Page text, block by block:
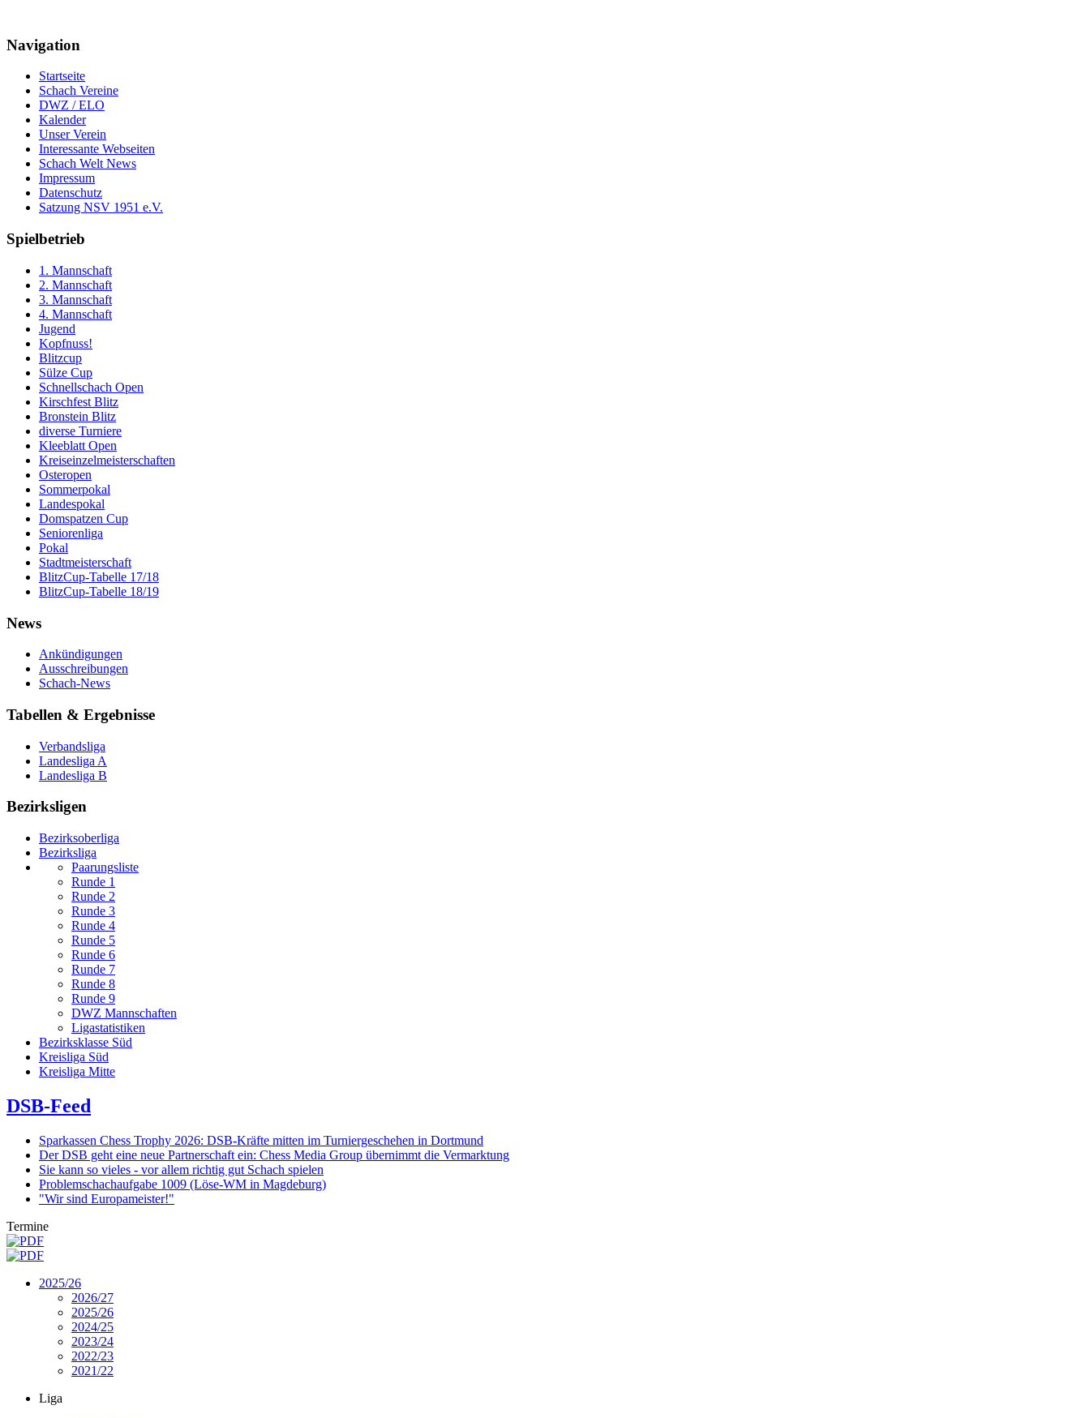
Navigation
Startseite
Schach Vereine
DWZ / ELO
Kalender
Unser Verein
Interessante Webseiten
Schach Welt News
Impressum
Datenschutz
Satzung NSV 1951 e.V.
Spielbetrieb
1. Mannschaft
2. Mannschaft
3. Mannschaft
4. Mannschaft
Jugend
Kopfnuss!
Blitzcup
Sülze Cup
Schnellschach Open
Kirschfest Blitz
Bronstein Blitz
diverse Turniere
Kleeblatt Open
Kreiseinzelmeisterschaften
Osteropen
Sommerpokal
Landespokal
Domspatzen Cup
Seniorenliga
Pokal
Stadtmeisterschaft
BlitzCup-Tabelle 17/18
BlitzCup-Tabelle 18/19
News
Ankündigungen
Ausschreibungen
Schach-News
Tabellen & Ergebnisse
Verbandsliga
Landesliga A
Landesliga B
Bezirksligen
Bezirksoberliga
Bezirksliga
Paarungsliste
Runde 1
Runde 2
Runde 3
Runde 4
Runde 5
Runde 6
Runde 7
Runde 8
Runde 9
DWZ Mannschaften
Ligastatistiken
Bezirksklasse Süd
Kreisliga Süd
Kreisliga Mitte
DSB-Feed
Sparkassen Chess Trophy 2026: DSB-Kräfte mitten im Turniergeschehen in Dortmund
Der DSB geht eine neue Partnerschaft ein: Chess Media Group übernimmt die Vermarktung
Sie kann so vieles - vor allem richtig gut Schach spielen
Problemschachaufgabe 1009 (Löse-WM in Magdeburg)
"Wir sind Europameister!"
Termine
2025/26
2026/27
2025/26
2024/25
2023/24
2022/23
2021/22
Liga